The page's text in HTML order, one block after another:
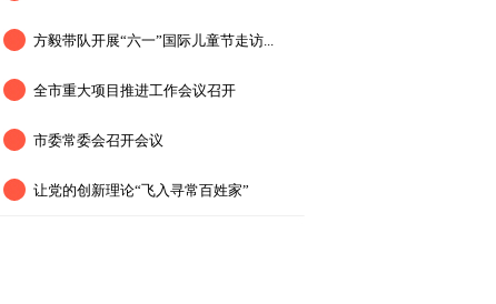
方毅带队开展“六一”国际儿童节走访...
全市重大项目推进工作会议召开
市委常委会召开会议
让党的创新理论“飞入寻常百姓家”